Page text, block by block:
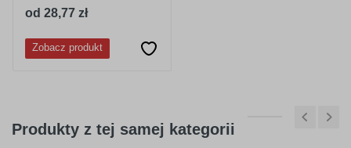
od 28,77 zł
Zobacz produkt
Produkty z tej samej kategorii